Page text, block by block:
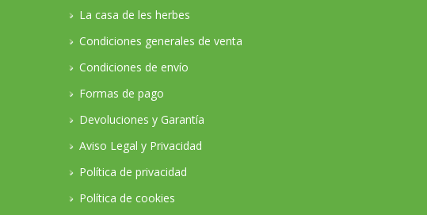
La casa de les herbes
Condiciones generales de venta
Condiciones de envío
Formas de pago
Devoluciones y Garantía
Aviso Legal y Privacidad
Política de privacidad
Política de cookies